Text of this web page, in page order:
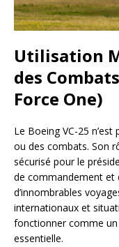
Utilisation
des
Force One)
Le Boeing VC-25
ou des combats. Son
sécurisé pour le
de commandement et
d’innombrables
internationaux et
fonctionner comme
essentielle.